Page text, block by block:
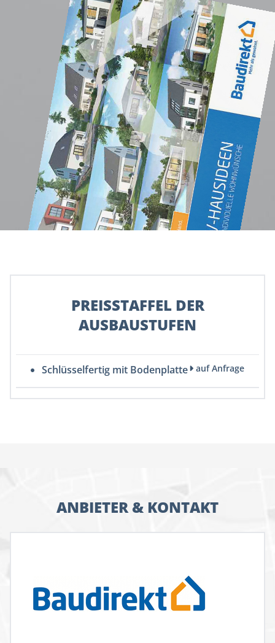
PREISSTAFFEL DER
AUSBAUSTUFEN
Schlüsselfertig mit Bodenplatte auf Anfrage
ANBIETER & KONTAKT